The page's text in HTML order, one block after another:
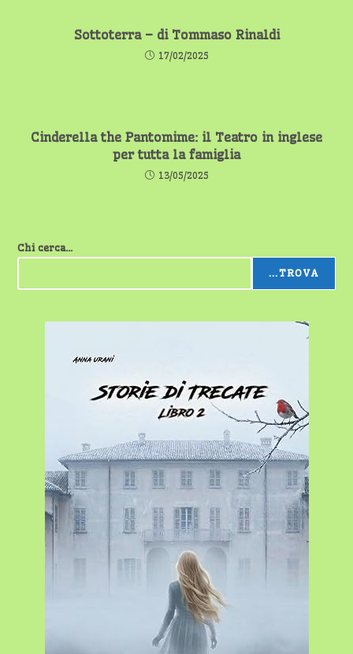
Sottoterra – di Tommaso Rinaldi
17/02/2025
Cinderella the Pantomime: il Teatro in inglese
per tutta la famiglia
13/05/2025
Chi cerca...
...TROVA